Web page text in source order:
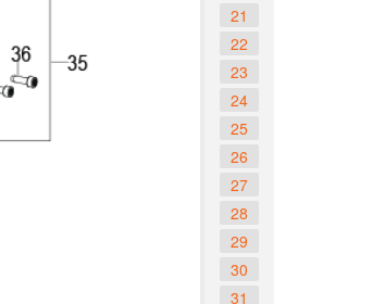
21
22
23
24
25
26
27
28
29
30
31